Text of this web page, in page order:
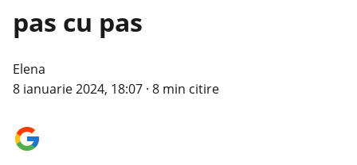
pas cu pas
Elena
8 ianuarie 2024, 18:07 · 8 min citire